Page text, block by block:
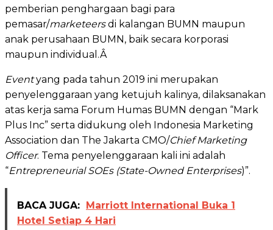
pemberian penghargaan bagi para
pemasar/marketeersdi kalangan BUMN maupun
anak perusahaan BUMN, baik secara korporasi
maupun individual.Â
Eventyang pada tahun 2019 ini merupakan
penyelenggaraan yang ketujuh kalinya, dilaksanakan
atas kerja sama Forum Humas BUMN dengan “Mark
Plus Inc” serta didukung oleh Indonesia Marketing
Association dan The Jakarta CMO/Chief Marketing
Officer. Tema penyelenggaraan kali ini adalah
“Entrepreneurial SOEs (State-Owned Enterprises)”.
BACA JUGA: Marriott International Buka 1
Hotel Setiap 4 Hari